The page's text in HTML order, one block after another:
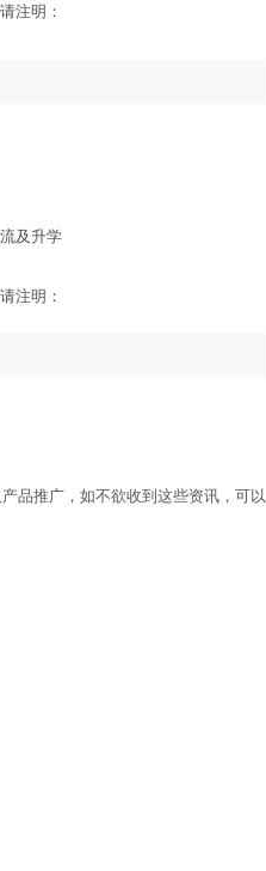
注明：
及升学
注明：
品推广，如不欲收到这些资讯，可以